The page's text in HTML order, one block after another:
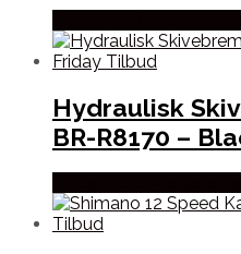
Hydraulisk
BR-R8170 –